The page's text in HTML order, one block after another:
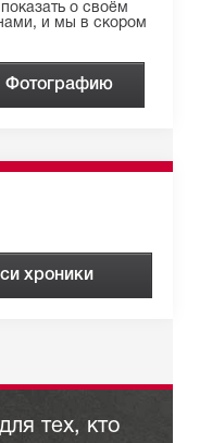
о своём
и мы в скором
Фотографию
хроники
тех, кто